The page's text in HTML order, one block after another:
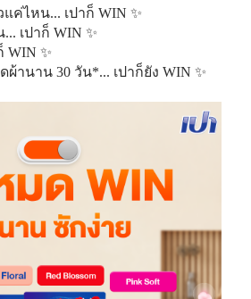
ค่ไหน... เปาก็ WIN ✨
เปาก็ WIN ✨
WIN ✨
านาน 30 วัน*... เปาก็ยัง WIN ✨